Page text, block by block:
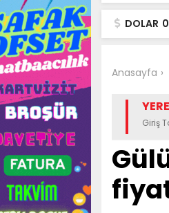
DOLAR
Anasayfa
Giriş